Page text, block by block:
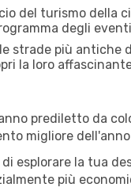
del turismo della
degli
strade più
la loro
prediletto da
migliore
esplorare la tua
più